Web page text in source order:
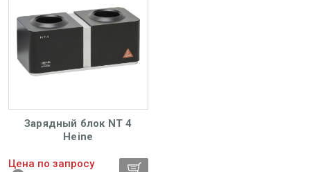
Зарядный блок NT 4
Heine
Цена по запросу